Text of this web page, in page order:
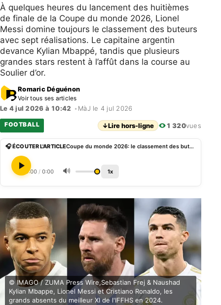
À quelques heures du lancement des huitièmes
de finale de la Coupe du monde 2026, Lionel
Messi domine toujours le classement des buteurs
avec sept réalisations. Le capitaine argentin
devance Kylian Mbappé, tandis que plusieurs
grandes stars restent à l’affût dans la course au
Soulier d’or.
Romaric Déguénon
Voir tous ses articles
Le 4 jul 2026 à 10:42 • MàJ le 4 jul 2026
FOOTBALL ↓Lire hors-ligne 1 320vues
🎧 ÉCOUTER L'ARTICLE Coupe du monde 2026: le classement des buteurs avant les huitièmes de finale
0:00 / 0:00 🔊 1x
© IMAGO / ZUMA Press Wire,Sebastian Frej & Naushad
Kylian Mbappe, Lionel Messi et Cristiano Ronaldo, les
grands absents du meilleur XI de l'IFFHS en 2024.